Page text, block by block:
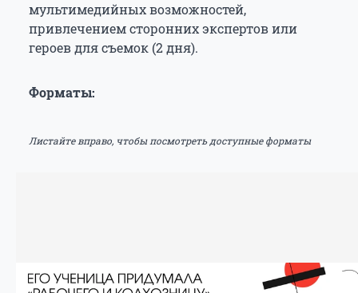
мультимедийных возможностей,
привлечением сторонних экспертов или
героев для съемок (2 дня).
Форматы:
Листайте вправо, чтобы посмотреть доступные форматы